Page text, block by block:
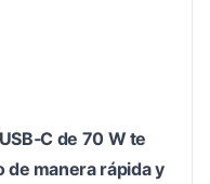
de 70 W te
manera rápida y